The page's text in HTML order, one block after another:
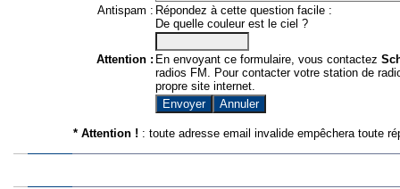
Antispam : Répondez à cette question facile :
De quelle couleur est le ciel ?
Attention : En envoyant ce formulaire, vous contactez
radios FM. Pour contacter votre station de
propre site internet.
* Attention ! : toute adresse email invalide empêchera toute